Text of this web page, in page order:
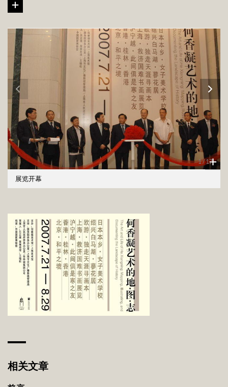
的珍贵典范。聚集在何香凝艺术地理节点上的图文资料所呈现的生
文化遗产的整理，在当下的文化情境中“重绘”何香凝的艺术地图，展
现近现代艺术家、文学家、思想家群体在社会文化生活狂飙突进时
期的伟大探索，并把它作为今天不可忘却的诗意和激情的源泉。
上海在何香凝的艺术地理中占有很特殊的位置，何香凝的上海生活
无论是对于艺术家个人还是近现代思想史与艺术史的解读来说都有
着非常重要的典型意义。“何香凝艺术的地•图•志”专题展览在上海美
术馆巡回展出，既代表了美术馆界作为专业机构对艺术史学的坚
守，也隐含了有机的艺术史在当下的艺术情景中的自然绵延。同
时，作为当代艺术活动的一种普通形式，巡回展背后的文化地理变
迁为当代艺术的呈现状态与艺术史的书写提供了一种新的可能。
1/17
展览开幕
相关文章